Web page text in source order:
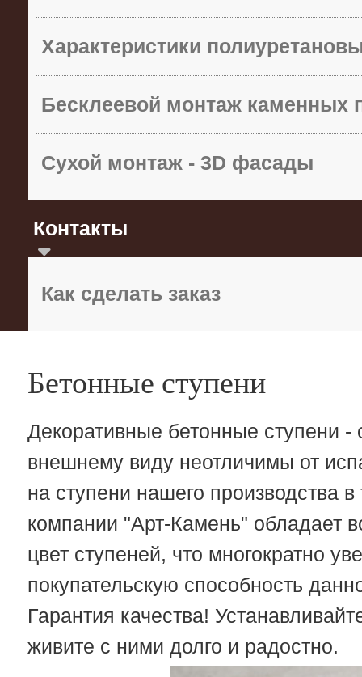
Характеристики
Бесклеевой монтаж каменных
Сухой монтаж - 3D фасады
Контакты
Как сделать заказ
Бетонные ступени
Декоративные бетонные ступени
внешнему виду неотличимы от
на ступени нашего производства
компании "Арт-Камень" обладает
цвет ступеней, что многократно
покупательскую способность
Гарантия качества!
живите с ними долго и радостно.